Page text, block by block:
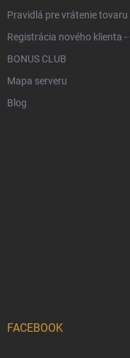
Pravidlá pre vrátenie tovaru
Registrácia nového klienta
BONUS CLUB
Mapa serveru
Blog
FACEBOOK